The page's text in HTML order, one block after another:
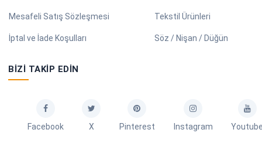
Mesafeli Satış Sözleşmesi
İptal ve İade Koşulları
Tekstil Ürünleri
Söz / Nişan / Düğün
BIZI TAKIP EDIN
Facebook X Pinterest Instagram